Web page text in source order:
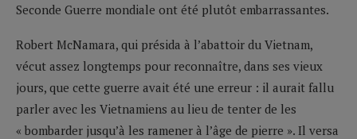
Seconde Guerre mondiale ont été plutôt embarrassantes.
Robert McNamara, qui présida à l’abattoir du Vietnam,
vécut assez longtemps pour reconnaître, dans ses vieux
jours, que cette guerre avait été une erreur : il aurait fallu
parler avec les Vietnamiens au lieu de tenter de les
« bombarder jusqu’à les ramener à l’âge de pierre ». Il versa